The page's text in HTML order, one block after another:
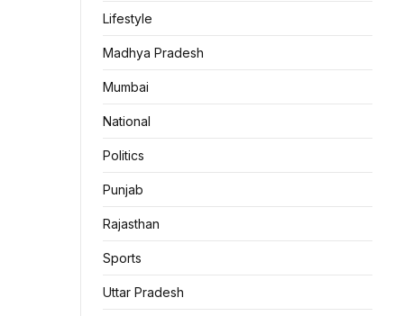
Lifestyle
Madhya Pradesh
Mumbai
National
Politics
Punjab
Rajasthan
Sports
Uttar Pradesh